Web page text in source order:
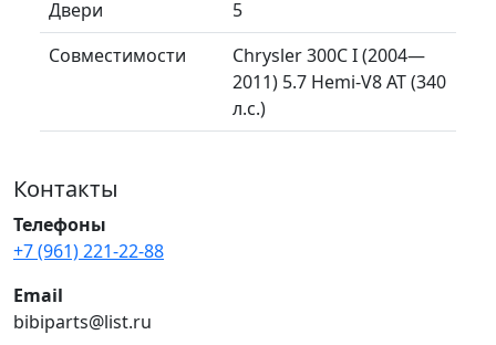
Двери
5
Совместимости
Chrysler 300C I (2004—
2011) 5.7 Hemi-V8 AT (340
л.с.)
Контакты
Телефоны
+7 (961) 221-22-88
Email
bibiparts@list.ru